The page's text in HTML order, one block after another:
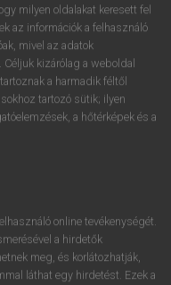
megtekintéséhez.
A szótár 2 órás,
regisztrálok és
milyen oldalakat keresett fel
az információk a felhasználó
mivel az adatok
kizárólag a weboldal
a harmadik féltől
tartozó sütik; ilyen
a hőtérképek és a
online tevékenységét.
a hirdetők
meg, és korlátozhatják,
láthat egy hirdetést. Ezek a